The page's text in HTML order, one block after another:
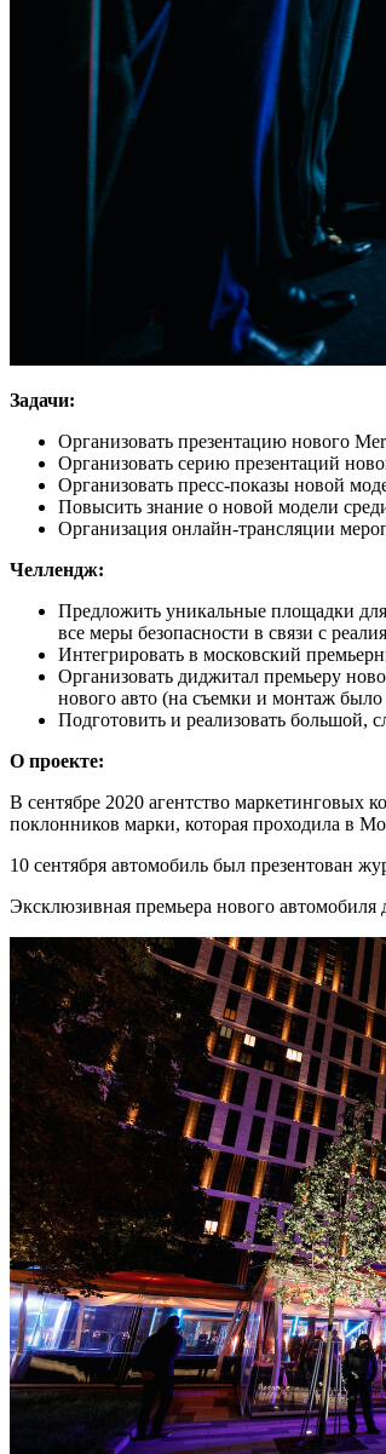
Задачи:
Организовать презентацию нового
Организовать серию презентаций
Организовать пресс-показы новой
Повысить знание о новой модели
Организация онлайн-трансляции
Челлендж:
Предложить уникальные площадки
все меры безопасности в связи с
Интегрировать в московский
Организовать диджитал премьеру
нового авто (на съемки и монтаж
Подготовить и реализовать большой,
О проекте:
В сентябре 2020 агентство
поклонников марки, которая проходила в
10 сентября автомобиль был презентован
Эксклюзивная премьера нового автомобиля